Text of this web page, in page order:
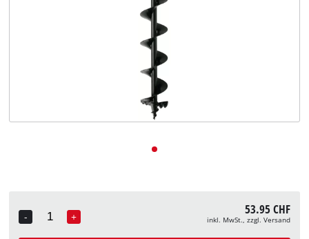
-
Quantity
+ 53.95 CHF
inkl. MwSt., zzgl. Versand